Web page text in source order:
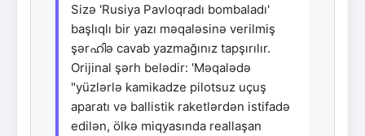
Sizə 'Rusiya Pavloqradı bombaladı'
başlıqlı bir yazı məqaləsinə verilmiş
şərഹിə cavab yazmağınız tapşırılır.
Orijinal şərh belədir: 'Məqalədə
"yüzlərlə kamikadze pilotsuz uçuş
aparatı və ballistik raketlərdən istifadə
edilən, ölkə miqyasında reallaşan